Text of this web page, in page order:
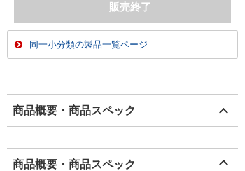
同一小分類の製品一覧ページ
商品概要・商品スペック
商品概要・商品スペック